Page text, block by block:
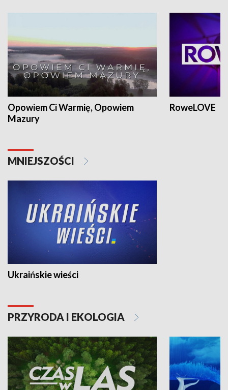
Opowiem Ci Warmię, Opowiem
Mazury
RoweLOVE
MNIEJSZOŚCI
Ukraińskie wieści
PRZYRODA I EKOLOGIA